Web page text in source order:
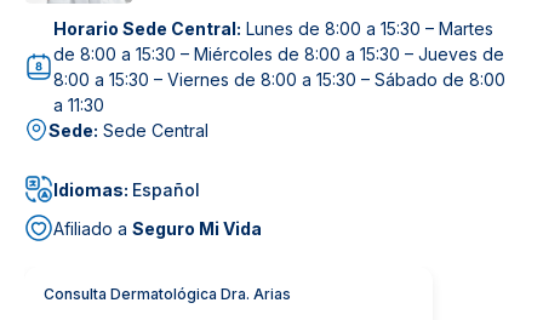
Otros Servicios
Investigación, Innovación y Docencia
Sedes
Noticias y blog
Horario Sede Central: Lunes de 8:00 a 15:30 – Martes
de 8:00 a 15:30 – Miércoles de 8:00 a 15:30 – Jueves de
8:00 a 15:30 – Viernes de 8:00 a 15:30 – Sábado de 8:00
a 11:30
Sede: Sede Central
Idiomas: Español
Afiliado a Seguro Mi Vida
Consulta Dermatológica Dra. Arias